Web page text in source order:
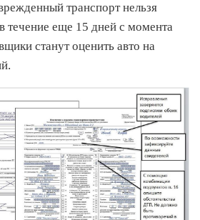
транспорт нельзя
течение еще 15 дней с момента
станут оценить авто на